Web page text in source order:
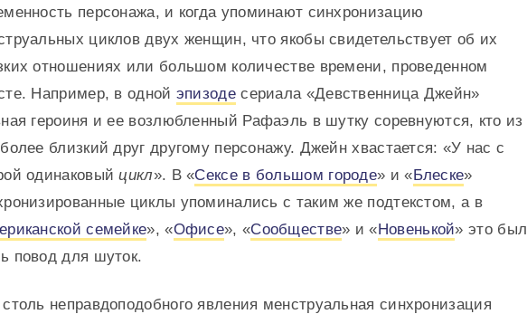
персонажа, и когда упоминают синхронизацию
циклов двух женщин, что якобы свидетельствует об их
отношениях или большом количестве времени, проведенном
Например, в одной эпизодесериала «Девственница Джейн»
героиня и ее возлюбленный Рафаэль в шутку соревнуются, кто из
близкий друг другому персонажу. Джейн хвастается: «У нас с
одинаковыйцикл». В «Сексе в большом городе» и «Блеске»
циклы упоминались с таким же подтекстом, а в
семейке», «Офисе», «Сообществе» и «Новенькой» это был
повод для шуток.
неправдоподобного явления менструальная синхронизация